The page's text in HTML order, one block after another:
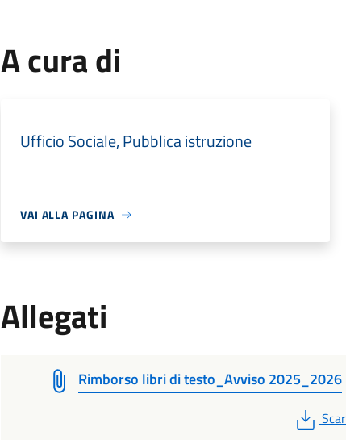
A cura di
Ufficio Sociale, Pubblica istruzione
VAI ALLA PAGINA
Allegati
Rimborso libri di testo_Avviso 2025_2026
PDF